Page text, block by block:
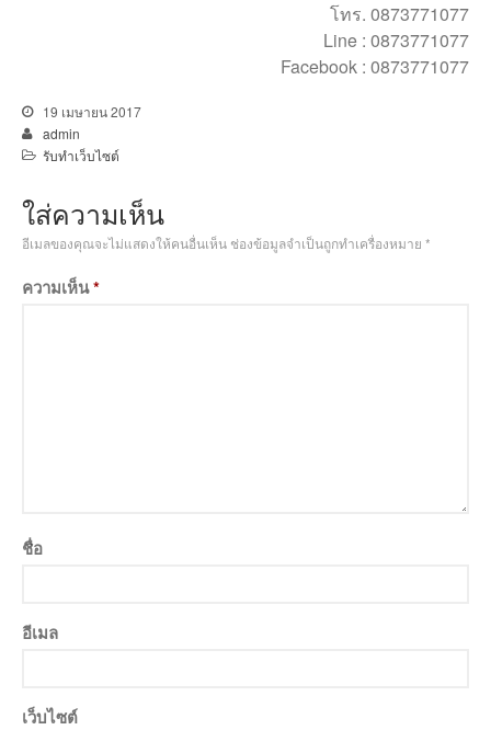
โทร. 0873771077
Line : 0873771077
Facebook : 0873771077
19 เมษายน 2017
admin
รับทำเว็บไซต์
ใส่ความเห็น
อีเมลของคุณจะไม่แสดงให้คนอื่นเห็น ช่องข้อมูลจำเป็นถูกทำเครื่องหมาย *
ความเห็น*
ชื่อ
อีเมล
เว็บไซต์